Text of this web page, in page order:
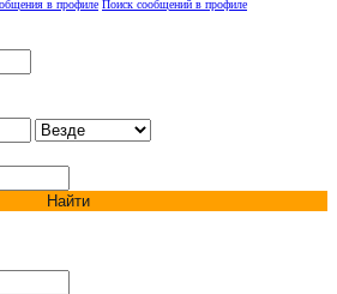
в профиле Поиск сообщений в профиле
Найти